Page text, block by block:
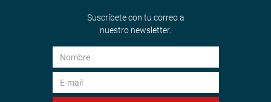
Suscríbete con tu correo a
nuestro newsletter.